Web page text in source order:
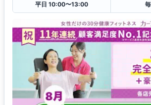
平日 10:00〜13:00